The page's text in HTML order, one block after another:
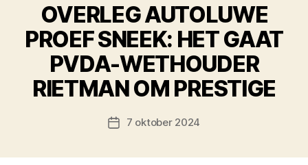
OVERLEG AUTOLUWE
PROEF SNEEK: HET GAAT
PVDA-WETHOUDER
RIETMAN OM PRESTIGE
Berichtdatum
7 oktober 2024